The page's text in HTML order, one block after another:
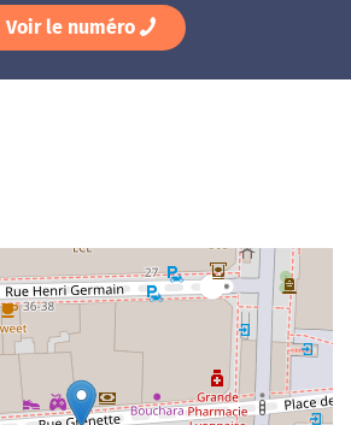
Voir le numéro